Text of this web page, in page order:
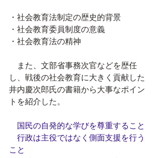
・社会教育法制定の歴史的背景
・社会教育委員制度の意義
・社会教育法の精神
また、文部省事務次官などを歴任
し、戦後の社会教育に大きく貢献した
井内慶次郎氏の書籍から大事なポイン
トを紹介した。
国民の自発的な学びを尊重すること
行政は主役ではなく側面支援を行う
こと